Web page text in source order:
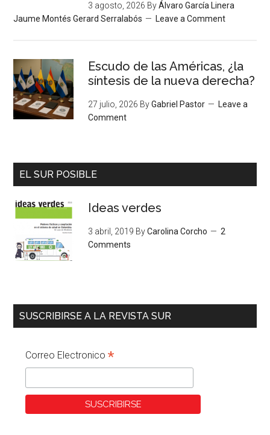
3 agosto, 2026 ByÁlvaro García Linera
Jaume Montés Gerard Serralabós
Leave a Comment
Escudo de las Américas, ¿la
síntesis de la nueva derecha?
27 julio, 2026 ByGabriel Pastor
Leave a
Comment
EL SUR POSIBLE
Ideas verdes
3 abril, 2019 ByCarolina Corcho
2
Comments
SUSCRIBIRSE A LA REVISTA SUR
Correo Electronico*